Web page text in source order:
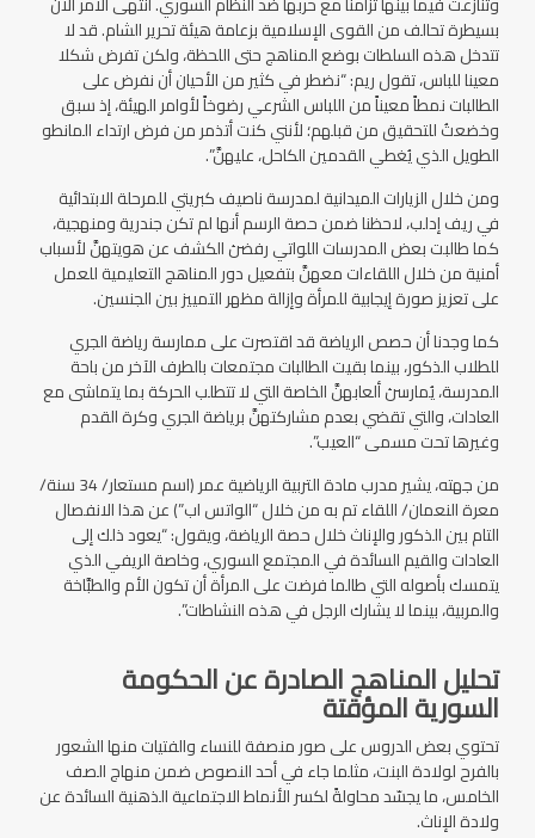
بسيطرة تحالف من القوى الإسلامية بزعامة هيئة تحرير الشام. قد لا
تتدخل هذه السلطات بوضع المناهج حتى اللحظة، ولكن تفرض شكلا
معينا للباس، تقول ريم: “نضطر في كثير من الأحيان أن نفرض على
الطالبات نمطاً معيناً من اللباس الشرعي رضوخاً لأوامر الهيئة، إذ سبق
وخضعتُ للتحقيق من قبلهم؛ لأنني كنت أتذمر من فرض ارتداء المانطو
الطويل الذي يُغطي القدمين الكاحل، عليهنَّ”.
ومن خلال الزيارات الميدانية لمدرسة ناصيف كبريتي للمرحلة الابتدائية
في ريف إدلب، لاحظنا ضمن حصة الرسم أنها لم تكن جندرية ومنهجية،
كما طالبت بعض المدرسات اللواتي رفضنَ الكشف عن هويتهنَّ لأسباب
أمنية من خلال اللقاءات معهنَّ بتفعيل دور المناهج التعليمية للعمل
على تعزيز صورة إيجابية للمرأة وإزالة مظهر التمييز بين الجنسين.
كما وجدنا أن حصص الرياضة قد اقتصرت على ممارسة رياضة الجري
للطلاب الذكور، بينما بقيت الطالبات مجتمعات بالطرف الآخر من باحة
المدرسة، يُمارسنَ ألعابهنَّ الخاصة التي لا تتطلب الحركة بما يتماشى مع
العادات، والتي تقضي بعدم مشاركتهنَّ برياضة الجري وكرة القدم
وغيرها تحت مسمى “العيب”.
من جهته، يشير مدرب مادة التربية الرياضية عمر (اسم مستعار/ 34 سنة/
معرة النعمان/ اللقاء تم به من خلال “الواتس اب”) عن هذا الانفصال
التام بين الذكور والإناث خلال حصة الرياضة، ويقول: “يعود ذلك إلى
العادات والقيم السائدة في المجتمع السوري، وخاصة الريفي الذي
يتمسك بأصوله التي طالما فرضت على المرأة أن تكون الأم والطبَّاخة
والمربية، بينما لا يشارك الرجل في هذه النشاطات”.
تحليل المناهج الصادرة عن الحكومة
السورية المؤقتة
تحتوي بعض الدروس على صور منصفة للنساء والفتيات منها الشعور
بالفرح لولادة البنت، مثلما جاء في أحد النصوص ضمن منهاج الصف
الخامس، ما يجسّد محاولةً لكسر الأنماط الاجتماعية الذهنية السائدة عن
ولادة الإناث.